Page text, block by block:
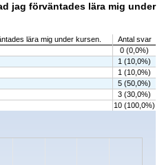
jag förväntades lära mig under
lära mig under kursen.
Antal svar
0 (0,0%)
1 (10,0%)
1 (10,0%)
5 (50,0%)
3 (30,0%)
10 (100,0%)